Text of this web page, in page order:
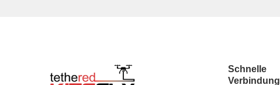
Schnelle
Verbindung